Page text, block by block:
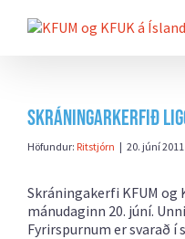
beint
Skráningarkerfið
Höfundur: Ritstjórn | 20. júní 2011
Skráningakerfi KFUM
mánudaginn 20. júní.
Fyrirspurnum er svarað í